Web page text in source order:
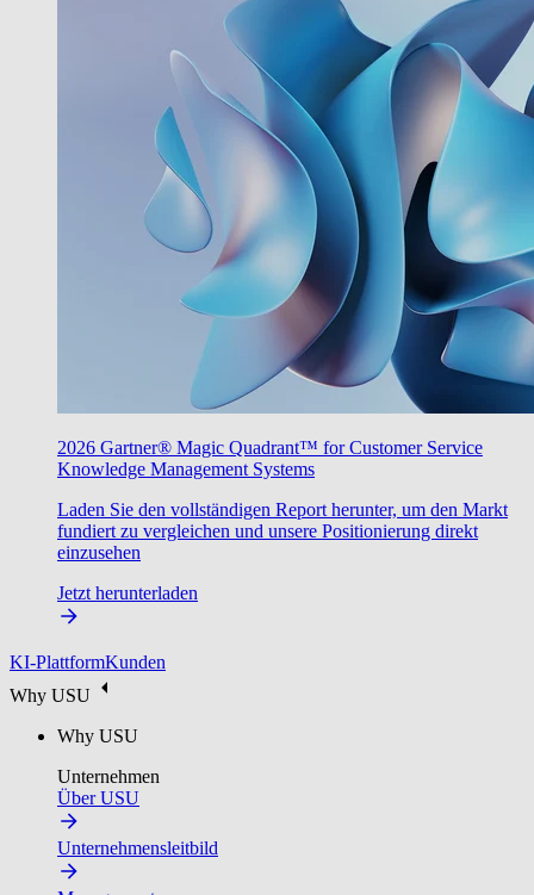
2026 Gartner® Magic Quadrant™ for Customer Service
Knowledge Management Systems
Laden Sie den vollständigen Report herunter, um den Markt
fundiert zu vergleichen und unsere Positionierung direkt
einzusehen
Jetzt herunterladen
KI-PlattformKunden
Why USU
Why USU
Unternehmen
Über USU
Unternehmensleitbild